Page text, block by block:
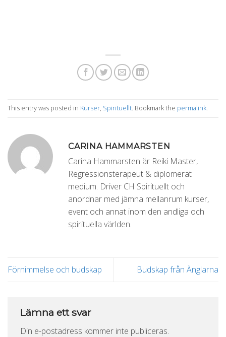
This entry was posted in Kurser, Spirituellt. Bookmark the permalink.
CARINA HAMMARSTEN
Carina Hammarsten är Reiki Master,
Regressionsterapeut & diplomerat
medium. Driver CH Spirituellt och
anordnar med jämna mellanrum kurser,
event och annat inom den andliga och
spirituella världen.
Förnimmelse och budskap Budskap från Änglarna
Lämna ett svar
Din e-postadress kommer inte publiceras.